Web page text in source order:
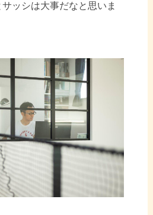
ッシは大事だなと思いま